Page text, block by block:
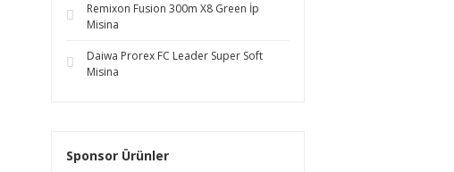
Remixon Fusion 300m X8 Green İp
Misina
Daiwa Prorex FC Leader Super Soft
Misina
Sponsor Ürünler